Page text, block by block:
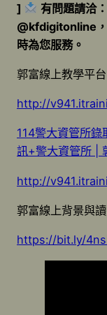
]
有問題請洽
@kfdigitonline
時為您服務。
郭富線上教學平台
http://
114警大資管所
訊+警大資管所 |
http://
郭富線上背景與
https://bit.ly/